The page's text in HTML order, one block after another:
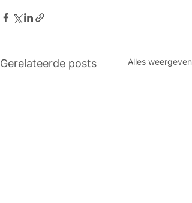
Gerelateerde posts Alles weergeven